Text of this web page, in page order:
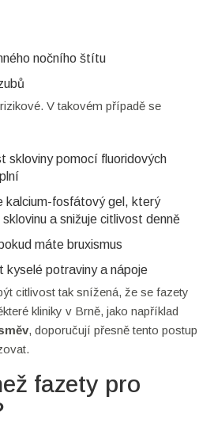
nočního štítu
V takovém případě se
skloviny pomocí fluoridových
kalcium-fosfátový gel, který
a snižuje citlivost denně
máte bruxismus
kyselé potraviny a nápoje
citlivost tak snížená, že se fazety
kliniky v Brně, jako například
, doporučují přesně tento postup
fazety pro